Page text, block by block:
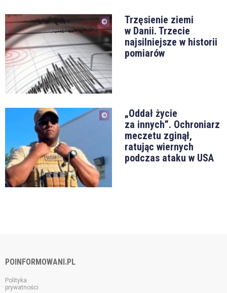
Trzęsienie ziemi
w Danii. Trzecie
najsilniejsze w historii
pomiarów
„Oddał życie
za innych”. Ochroniarz
meczetu zginął,
ratując wiernych
podczas ataku w USA
POINFORMOWANI.PL
Polityka
prywatności